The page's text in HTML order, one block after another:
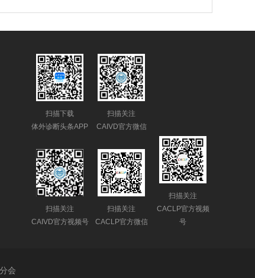
扫描下载
体外诊断头条APP
扫描关注
CAIVD官方微信
扫描关注
CAIVD官方视频号
扫描关注
CACLP官方微信
扫描关注
CACLP官方视频
号
会